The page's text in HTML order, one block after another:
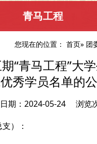
青马工程
您现在的位置： 首页» 团
“青马工程”大
秀学员名单的
：2024-05-24 浏览次
）：